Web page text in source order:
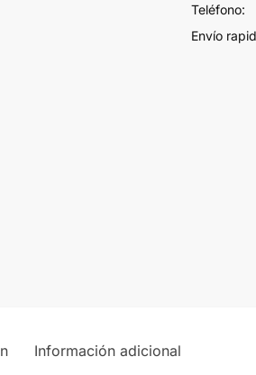
Teléfono:
Envío
Información adicional